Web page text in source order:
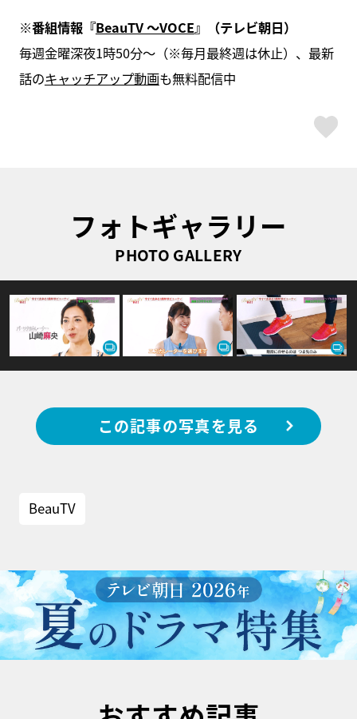
※番組情報『BeauTV ～VOCE』（テレビ朝日）
毎週金曜深夜1時50分～（※毎月最終週は休止）、最新
話のキャッチアップ動画も無料配信中
フォトギャラリー
PHOTO GALLERY
この記事の写真を見る
BeauTV